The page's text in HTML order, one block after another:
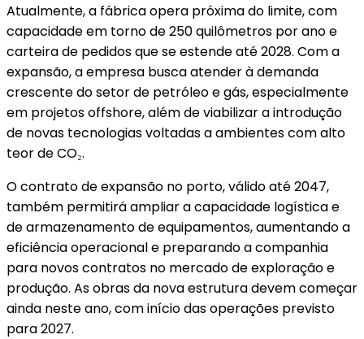
Atualmente, a fábrica opera próxima do limite, com
capacidade em torno de 250 quilômetros por ano e
carteira de pedidos que se estende até 2028. Com a
expansão, a empresa busca atender à demanda
crescente do setor de petróleo e gás, especialmente
em projetos offshore, além de viabilizar a introdução
de novas tecnologias voltadas a ambientes com alto
teor de CO₂.
O contrato de expansão no porto, válido até 2047,
também permitirá ampliar a capacidade logística e
de armazenamento de equipamentos, aumentando a
eficiência operacional e preparando a companhia
para novos contratos no mercado de exploração e
produção. As obras da nova estrutura devem começar
ainda neste ano, com início das operações previsto
para 2027.